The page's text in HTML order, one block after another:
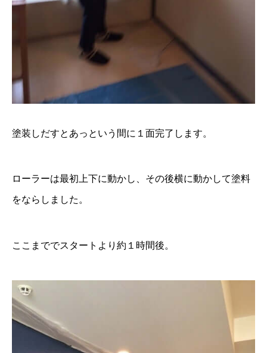
塗装しだすとあっという間に１面完了します。
ローラーは最初上下に動かし、その後横に動かして塗料
をならしました。
ここまででスタートより約１時間後。